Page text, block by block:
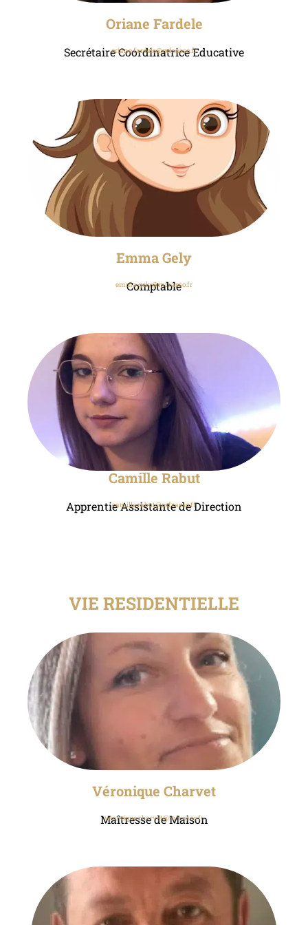
Oriane Fardele
Secrétaire Coordinatrice Educative
oriane.fardele@mfr.asso.fr
Emma Gely
Comptable
emma.gely@mfr.asso.fr
Camille Rabut
Apprentie Assistante de Direction
camille.rabut@mfr.asso.fr
VIE RESIDENTIELLE
Véronique Charvet
Maîtresse de Maison
veronique.charvet@mfr.asso.fr